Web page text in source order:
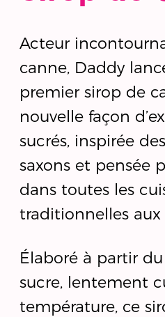
Acteur
canne, Daddy
premier sirop de
nouvelle façon
sucrés, inspirée
saxons et pensée
dans toutes les
traditionnelles aux
Élaboré à partir
sucre, lentement
température, ce